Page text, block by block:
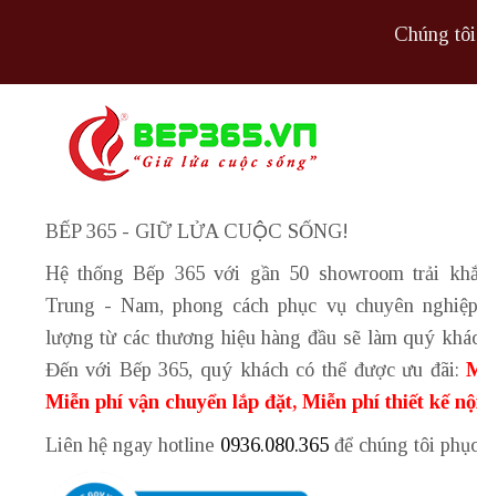
Chúng
BẾP 365 - GIỮ LỬA CUỘC SỐNG!
Hệ thống Bếp 365 với gần 50 showroom trải
Trung - Nam, phong cách phục vụ chuyên
lượng từ các thương hiệu hàng đầu sẽ làm quý
Đến với Bếp 365, quý khách có thể được ưu đãi:
Miễn phí vận chuyển lắp đặt, Miễn phí thiết kế
Liên hệ ngay hotline 0936.080.365 để chúng tôi